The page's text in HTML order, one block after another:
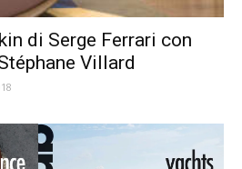
di Serge Ferrari con
Villard